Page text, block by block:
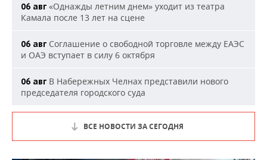
06 авг «Однажды летним днем» уходит из театра
Камала после 13 лет на сцене
06 авг Соглашение о свободной торговле между ЕАЭС
и ОАЭ вступает в силу 6 октября
06 авг В Набережных Челнах представили нового
председателя городского суда
ВСЕ НОВОСТИ ЗА СЕГОДНЯ